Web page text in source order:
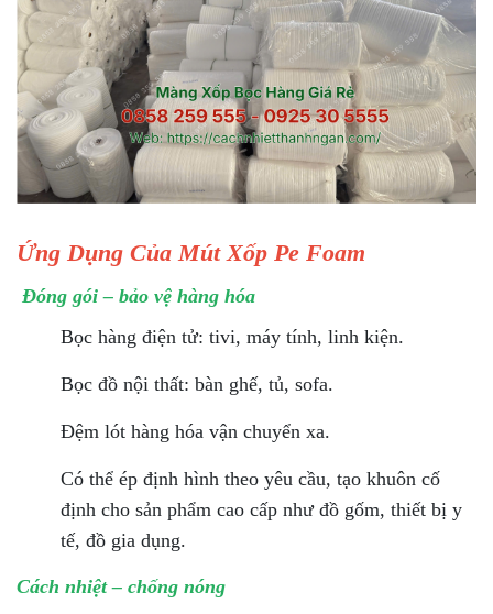
Ứng Dụng Của Mút Xốp Pe Foam
Đóng gói – bảo vệ hàng hóa
Bọc hàng điện tử: tivi, máy tính, linh kiện.
Bọc đồ nội thất: bàn ghế, tủ, sofa.
Đệm lót hàng hóa vận chuyển xa.
Có thể ép định hình theo yêu cầu, tạo khuôn cố
định cho sản phẩm cao cấp như đồ gốm, thiết bị y
tế, đồ gia dụng.
Cách nhiệt – chống nóng